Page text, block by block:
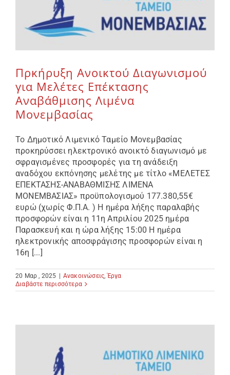
Επικοινωνία
Πρκήρυξη Ανοικτού Διαγωνισμού
για Μελέτες Επέκτασης
Αναβάθμισης Λιμένα
Μονεμβασίας
Το Δημοτικό Λιμενικό Ταμείο Μονεμβασίας
προκηρύσσει ηλεκτρονικό ανοικτό διαγωνισμό με
σφραγισμένες προσφορές για τη ανάδειξη
αναδόχου εκπόνησης μελέτης με τίτλο «ΜΕΛΕΤΕΣ
ΕΠΕΚΤΑΣΗΣ-ΑΝΑΒΑΘΜΙΣΗΣ ΛΙΜΕΝΑ
ΜΟΝΕΜΒΑΣΙΑΣ» προϋπολογισμού 177.380,55€
ευρώ (χωρίς Φ.Π.Α. ) Η ημέρα λήξης παραλαβής
προσφορών είναι η 11η Απριλίου 2025 ημέρα
Παρασκευή και η ώρα λήξης 15:00 Η ημέρα
ηλεκτρονικής αποσφράγισης προσφορών είναι η
16η [...]
20 Μαρ , 2025 Ανακοινώσεις,Έργα
Διαβάστε περισσότερα